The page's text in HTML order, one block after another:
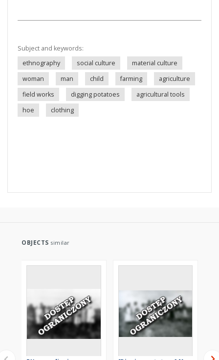
Subject and keywords:
ethnography
social culture
material culture
woman
man child farming
agriculture
field works
digging potatoes
agricultural tools
hoe
clothing
OBJECTS similar